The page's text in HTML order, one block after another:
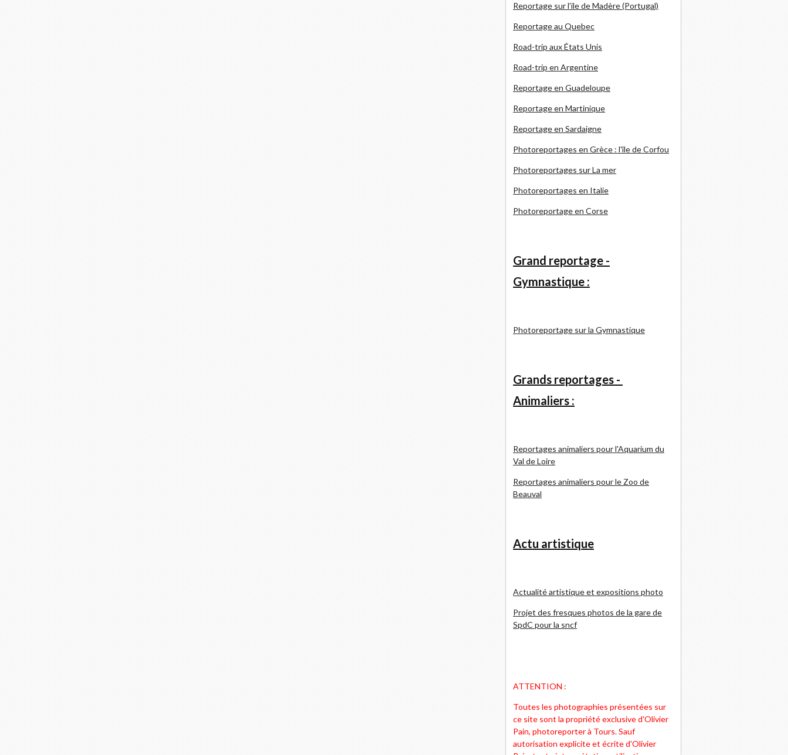
Reportage sur l'ile de Madère (Portugal)
Reportage au Quebec
Road-trip aux États Unis
Road-trip en Argentine
Reportage en Guadeloupe
Reportage en Martinique
Reportage en Sardaigne
Photoreportages en Grèce : l'île de Corfou
Photoreportages sur La mer
Photoreportages en Italie
Photoreportage en Corse
Grand reportage -
Gymnastique :
Photoreportage sur la Gymnastique
Grands reportages -
Animaliers :
Reportages animaliers pour l'Aquarium du
Val de Loire
Reportages animaliers pour le Zoo de
Beauval
Actu artistique
Actualité artistique et expositions photo
Projet des fresques photos de la gare de
SpdC pour la sncf
ATTENTION :
Toutes les photographies présentées sur
ce site sont la propriété exclusive d'Olivier
Pain, photoreporter à Tours. Sauf
autorisation explicite et écrite d'Olivier